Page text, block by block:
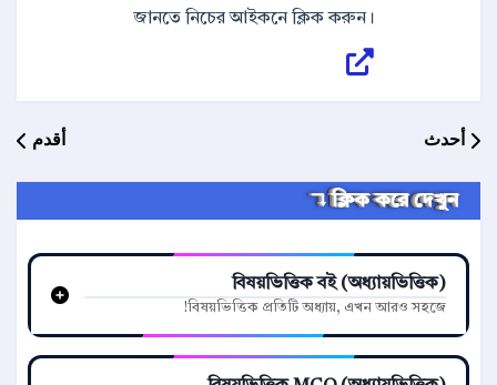
জানতে নিচের আইকনে ক্লিক করুন।
أحدث أقدم
ক্লিক করে দেখুন ↴
বিষয়ভিত্তিক বই (অধ্যায়ভিত্তিক)
বিষয়ভিত্তিক প্রতিটি অধ্যায়, এখন আরও সহজে!